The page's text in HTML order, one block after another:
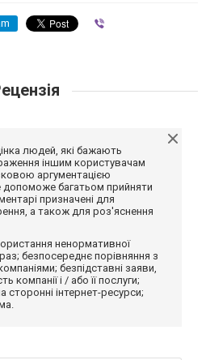
людей, які бажають
іншим користувачам
аргументацією
допоможе багатьом прийняти
призначені для
а також для роз'яснення
ненормативної
безпосереднє порівняння з
безпідставні заяви,
компанії і / або її послуги;
сторонні інтернет-ресурси;